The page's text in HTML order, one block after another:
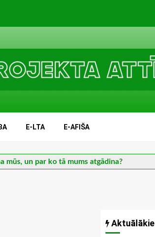
E-LTA E-AFIŠA
mūs, un par ko tā mums atgādina?
Aktuālākie